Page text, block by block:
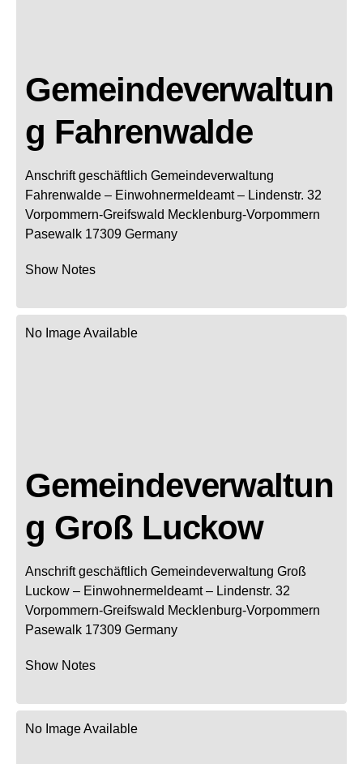
Gemeindeverwaltun
g Fahrenwalde
Anschrift geschäftlich Gemeindeverwaltung
Fahrenwalde – Einwohnermeldeamt – Lindenstr. 32
Vorpommern-Greifswald Mecklenburg-Vorpommern
Pasewalk 17309 Germany
Show Notes
No Image Available
Gemeindeverwaltun
g Groß Luckow
Anschrift geschäftlich Gemeindeverwaltung Groß
Luckow – Einwohnermeldeamt – Lindenstr. 32
Vorpommern-Greifswald Mecklenburg-Vorpommern
Pasewalk 17309 Germany
Show Notes
No Image Available